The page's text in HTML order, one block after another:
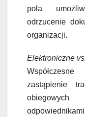
pola
odrzucenie
organizacji.
Elektroniczne
zastąpienie